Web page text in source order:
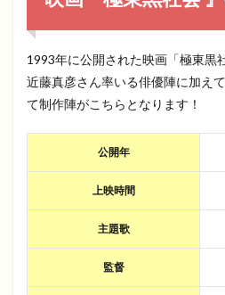
1993年に公開された映画「極東黒
近藤真彦さん率いる俳優陣に加え
て制作陣がこちらとなります！
公開年
上映時間
主題歌
監督